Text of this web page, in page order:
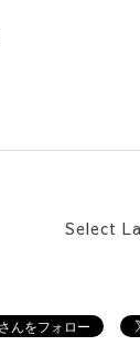
Select